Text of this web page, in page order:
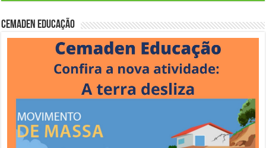
Cemaden Educação